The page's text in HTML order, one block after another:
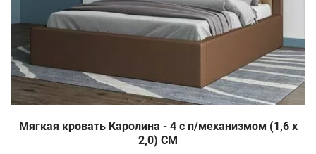
Мягкая кровать Каролина - 4 c п/механизмом (1,6 х
2,0) СМ